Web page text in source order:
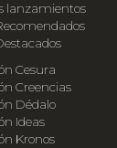
lanzamientos
Cesura
Creencias
Dédalo
Ideas
Kronos